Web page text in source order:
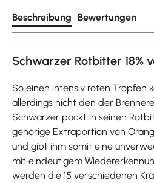
Beschreibung Bewertungen
Schwarzer Rotbitter 18%
So einen intensiv roten Tropfen
allerdings nicht den der
Schwarzer packt in seinen
gehörige Extraportion von
und gibt ihm somit eine
mit eindeutigem
werden die 15 verschiedenen